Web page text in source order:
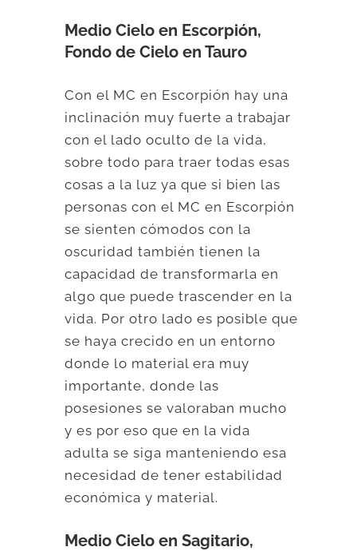
Medio Cielo en Escorpión,
Fondo de Cielo en Tauro
Con el MC en Escorpión hay una
inclinación muy fuerte a trabajar
con el lado oculto de la vida,
sobre todo para traer todas esas
cosas a la luz ya que si bien las
personas con el MC en Escorpión
se sienten cómodos con la
oscuridad también tienen la
capacidad de transformarla en
algo que puede trascender en la
vida. Por otro lado es posible que
se haya crecido en un entorno
donde lo material era muy
importante, donde las
posesiones se valoraban mucho
y es por eso que en la vida
adulta se siga manteniendo esa
necesidad de tener estabilidad
económica y material.
Medio Cielo en Sagitario,